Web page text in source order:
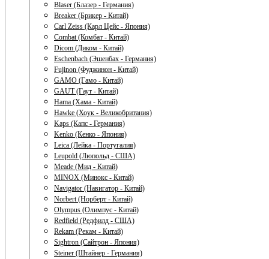
Blaser (Блазер - Германия)
Breaker (Брикер - Китай)
Carl Zeiss (Карл Цейс - Япония)
Combat (Комбат - Китай)
Dicom (Диком - Китай)
Eschenbach (Эшенбах - Германия)
Fujinon (Фуджинон - Китай)
GAMO (Гамо - Китай)
GAUT (Гаут - Китай)
Hama (Хама - Китай)
Hawke (Хоук - Великобритания)
Kaps (Капс - Германия)
Kenko (Кенко - Япония)
Leica (Лейка - Португалия)
Leupold (Люпольд - США)
Meade (Мид - Китай)
MINOX (Минокс - Китай)
Navigator (Навигатор - Китай)
Norbert (Норберт - Китай)
Olympus (Олимпус - Китай)
Redfield (Редфилд - США)
Rekam (Рекам - Китай)
Sightron (Сайтрон - Япония)
Steiner (Штайнер - Германия)